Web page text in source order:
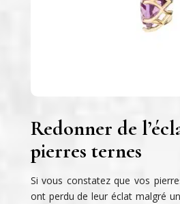
Redonner de
pierres ternes
Si vous constatez que vos
ont perdu de leur éclat malgré